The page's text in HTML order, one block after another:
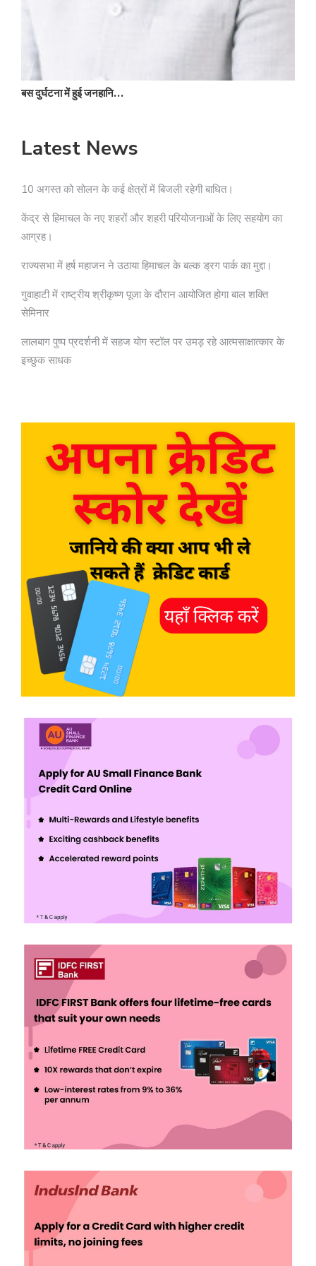
बस दुर्घटना में हुई जनहानि…
Latest News
10 अगस्त को सोलन के कई क्षेत्रों में बिजली रहेगी बाधित।
केंद्र से हिमाचल के नए शहरों और शहरी परियोजनाओं के लिए सहयोग का
आग्रह।
राज्यसभा में हर्ष महाजन ने उठाया हिमाचल के बल्क ड्रग पार्क का मुद्दा।
गुवाहाटी में राष्ट्रीय श्रीकृष्ण पूजा के दौरान आयोजित होगा बाल शक्ति
सेमिनार
लालबाग पुष्प प्रदर्शनी में सहज योग स्टॉल पर उमड़ रहे आत्मसाक्षात्कार के
इच्छुक साधक